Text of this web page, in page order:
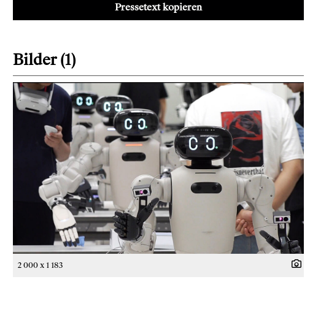
Pressetext kopieren
Bilder (1)
2 000 x 1 183